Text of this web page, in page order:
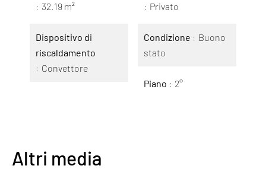
32.19 m²
Dispositivo di
riscaldamento
Convettore
Privato
Condizione
Buono
stato
Piano 2°
Altri media